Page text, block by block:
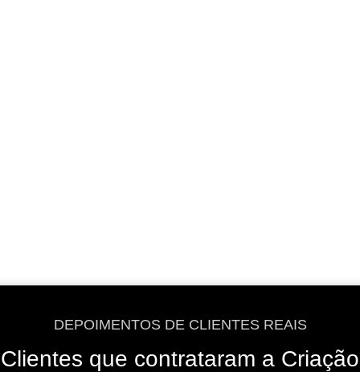
DEPOIMENTOS DE CLIENTES REAIS
Clientes que contrataram a Criação